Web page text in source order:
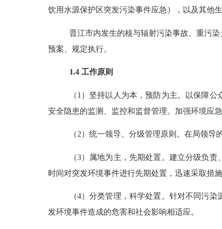
饮用水源保护区突发污染事件应急），以及其他
晋江市内发生的核与辐射污染事故、重污
预案、规定执行。
1.4 工作原则
（1 ）坚持以人为本，预防为主。以保障
安全隐患的监测、监控和监督管理。加强环境应
（2）统一领导、分级管理原则。在局领导
（3）属地为主，先期处置。建立分级负责
时间对突发环境事件进行先期处置，迅速采取措
（4）分类管理，科学处置。针对不同污染
发环境事件造成的危害和社会影响相适应。